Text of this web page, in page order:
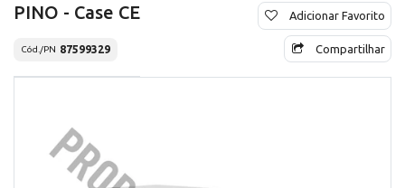
PINO - Case CE
Cód./PN 87599329
Adicionar Favorito
Compartilhar